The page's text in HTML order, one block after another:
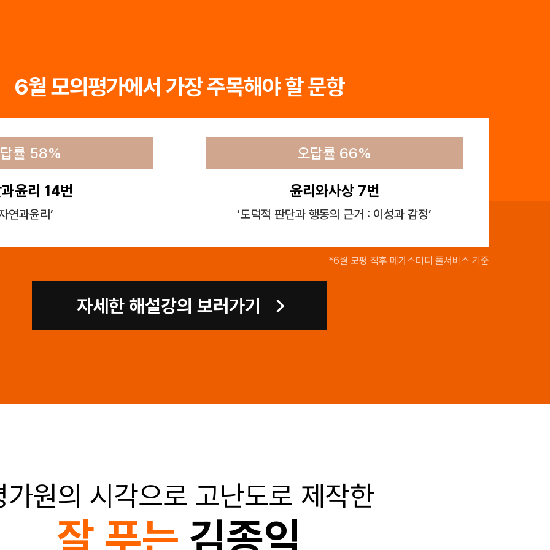
6월 모의평가에서 가장 주목해야 할 문항
률 58%
윤리 14번
연과윤리’
오답률 66%
윤리와사상 7번
‘도덕적 판단과 행동의 근거 : 이성과 감정’
*6월 모평 직후 메가스터디 풀서비스 기준
자세한 해설강의 보러가기
가원의 시각으로 고난도로 제작한
잘 푸는 김종익